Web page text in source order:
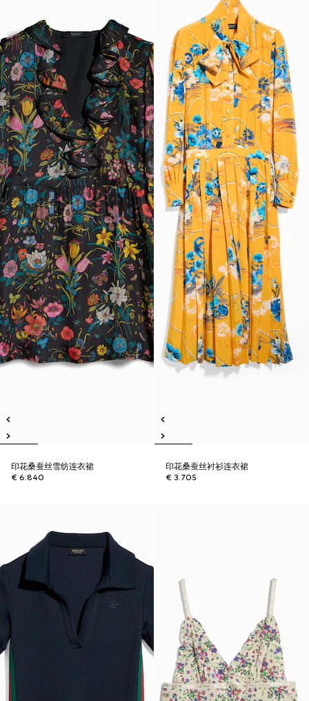
印花桑蚕丝雪纺连衣裙
€ 6.840
印花桑蚕丝衬衫连衣裙
€ 3.705